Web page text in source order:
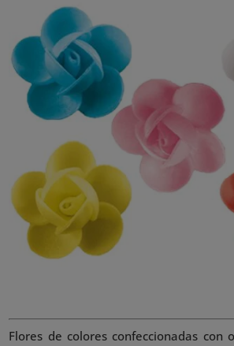
Flores de colores confeccionadas con